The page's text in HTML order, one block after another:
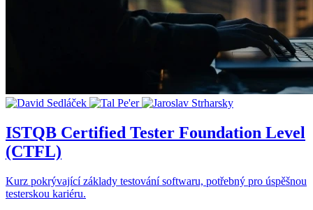
ISTQB Certified Tester Foundation Level
(CTFL)
Kurz pokrývající základy testování softwaru, potřebný pro úspěšnou
testerskou kariéru.